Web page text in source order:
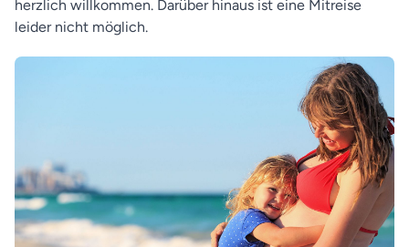
herzlich willkommen. Darüber hinaus ist eine Mitreise
leider nicht möglich.